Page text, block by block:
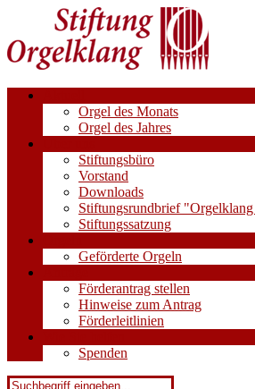
Orgel des Monats
Orgel des Jahres
Stiftungsbüro
Vorstand
Downloads
Stiftungsrundbrief
Stiftungssatzung
Geförderte Orgeln
Förderantrag stellen
Hinweise zum Antrag
Förderleitlinien
Spenden